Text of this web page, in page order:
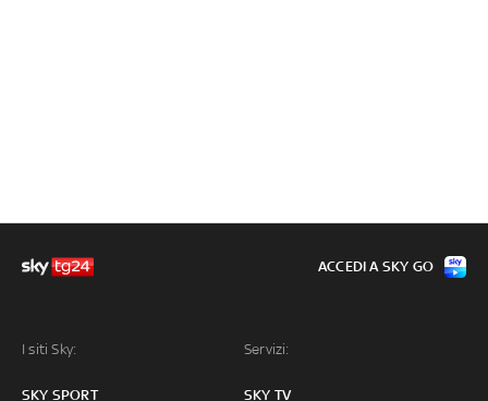
I siti Sky:
SKY SPORT
Servizi:
SKY TV
ACCEDI A SKY GO